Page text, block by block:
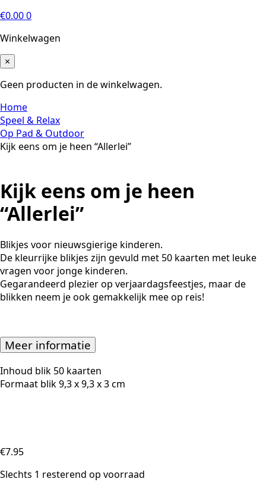
€0.000
Winkelwagen
×
Geen producten in de winkelwagen.
Home
Speel & Relax
Op Pad & Outdoor
Kijk eens om je heen “Allerlei”
Kijk eens om je heen
“Allerlei”
Blikjes voor nieuwsgierige kinderen.
De kleurrijke blikjes zijn gevuld met 50 kaarten met leuke
vragen voor jonge kinderen.
Gegarandeerd plezier op verjaardagsfeestjes, maar de
blikken neem je ook gemakkelijk mee op reis!
Meer informatie
Inhoud blik 50 kaarten
Formaat blik 9,3 x 9,3 x 3 cm
€7.95
Slechts 1 resterend op voorraad